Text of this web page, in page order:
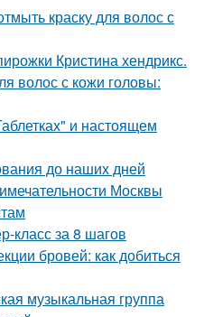
краску для волос с
Кристина хендрикс.
волос с кожи головы:
и настоящем
до наших дней
Москвы
класс за 8 шагов
бровей: как добиться
музыкальная группа